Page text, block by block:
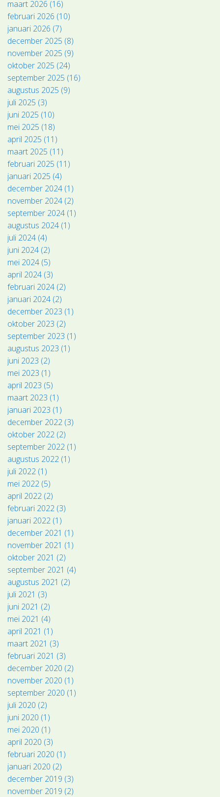
maart 2026 (16)
februari 2026 (10)
januari 2026 (7)
december 2025 (8)
november 2025 (9)
oktober 2025 (24)
september 2025 (16)
augustus 2025 (9)
juli 2025 (3)
juni 2025 (10)
mei 2025 (18)
april 2025 (11)
maart 2025 (11)
februari 2025 (11)
januari 2025 (4)
december 2024 (1)
november 2024 (2)
september 2024 (1)
augustus 2024 (1)
juli 2024 (4)
juni 2024 (2)
mei 2024 (5)
april 2024 (3)
februari 2024 (2)
januari 2024 (2)
december 2023 (1)
oktober 2023 (2)
september 2023 (1)
augustus 2023 (1)
juni 2023 (2)
mei 2023 (1)
april 2023 (5)
maart 2023 (1)
januari 2023 (1)
december 2022 (3)
oktober 2022 (2)
september 2022 (1)
augustus 2022 (1)
juli 2022 (1)
mei 2022 (5)
april 2022 (2)
februari 2022 (3)
januari 2022 (1)
december 2021 (1)
november 2021 (1)
oktober 2021 (2)
september 2021 (4)
augustus 2021 (2)
juli 2021 (3)
juni 2021 (2)
mei 2021 (4)
april 2021 (1)
maart 2021 (3)
februari 2021 (3)
december 2020 (2)
november 2020 (1)
september 2020 (1)
juli 2020 (2)
juni 2020 (1)
mei 2020 (1)
april 2020 (3)
februari 2020 (1)
januari 2020 (2)
december 2019 (3)
november 2019 (2)